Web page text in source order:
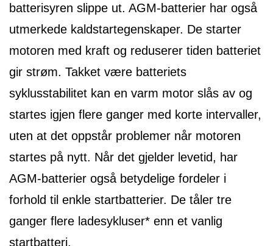
batterisyren slippe ut. AGM-batterier har også
utmerkede kaldstartegenskaper. De starter
motoren med kraft og reduserer tiden batteriet
gir strøm. Takket være batteriets
syklusstabilitet kan en varm motor slås av og
startes igjen flere ganger med korte intervaller,
uten at det oppstår problemer når motoren
startes på nytt. Når det gjelder levetid, har
AGM-batterier også betydelige fordeler i
forhold til enkle startbatterier. De tåler tre
ganger flere ladesykluser* enn et vanlig
startbatteri.